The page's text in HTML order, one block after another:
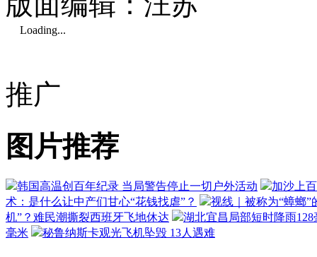
Loading...
推广
图片推荐
韩国高温创百年纪录 当局警告停止一切户外活动
加沙上
术：是什么让中产们甘心“花钱找虐”？
视线｜被称为“蟑螂
机”？难民潮撕裂西班牙飞地休达
湖北宜昌局部短时降雨
毫米
秘鲁纳斯卡观光飞机坠毁 13人遇难